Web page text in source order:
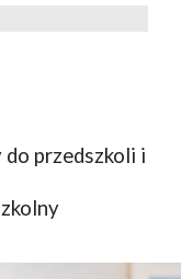
przedszkoli i